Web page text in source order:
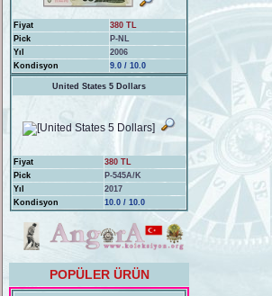
Fiyat
380 TL
Pick
P-NL
Yıl
2006
Kondisyon
9.0 / 10.0
United States 5 Dollars
Fiyat
380 TL
Pick
P-545A/K
Yıl
2017
Kondisyon
10.0 / 10.0
POPÜLER ÜRÜN